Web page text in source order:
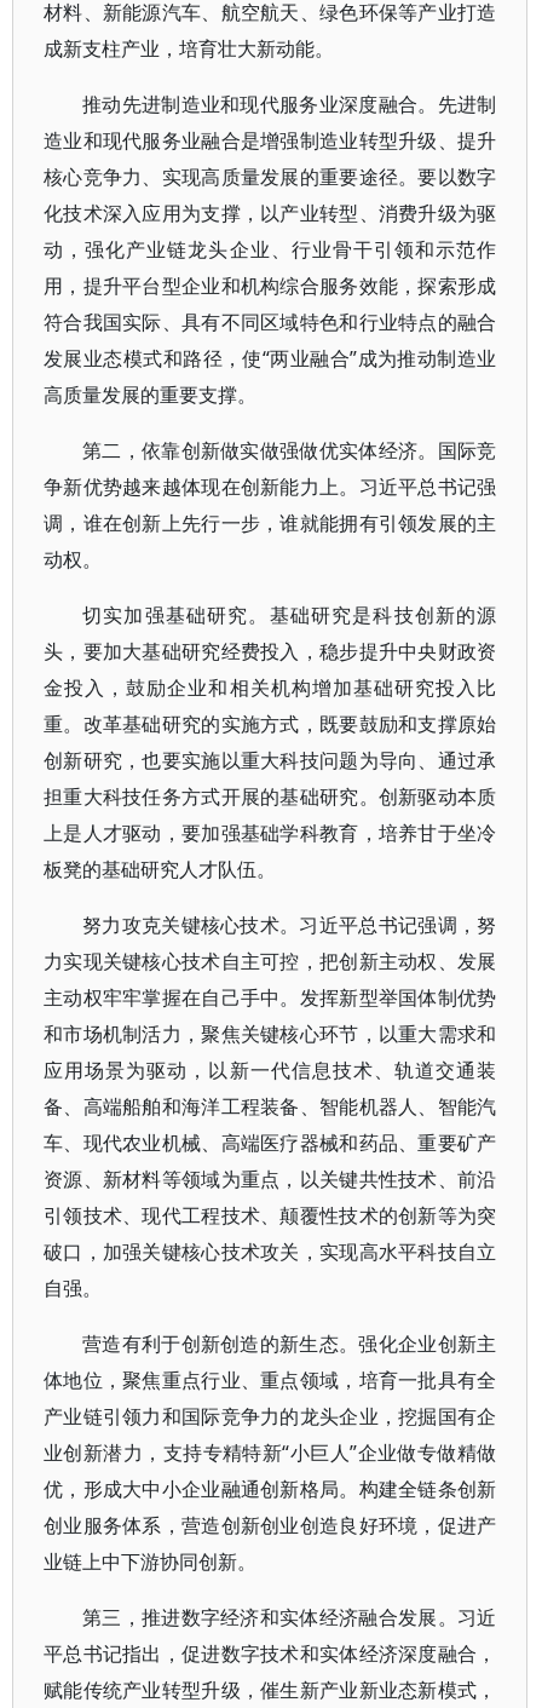
材料、新能源汽车、航空航天、绿色环保等产业打造
成新支柱产业，培育壮大新动能。
推动先进制造业和现代服务业深度融合。先进制
造业和现代服务业融合是增强制造业转型升级、提升
核心竞争力、实现高质量发展的重要途径。要以数字
化技术深入应用为支撑，以产业转型、消费升级为驱
动，强化产业链龙头企业、行业骨干引领和示范作
用，提升平台型企业和机构综合服务效能，探索形成
符合我国实际、具有不同区域特色和行业特点的融合
发展业态模式和路径，使“两业融合”成为推动制造业
高质量发展的重要支撑。
第二，依靠创新做实做强做优实体经济。国际竞
争新优势越来越体现在创新能力上。习近平总书记强
调，谁在创新上先行一步，谁就能拥有引领发展的主
动权。
切实加强基础研究。基础研究是科技创新的源
头，要加大基础研究经费投入，稳步提升中央财政资
金投入，鼓励企业和相关机构增加基础研究投入比
重。改革基础研究的实施方式，既要鼓励和支撑原始
创新研究，也要实施以重大科技问题为导向、通过承
担重大科技任务方式开展的基础研究。创新驱动本质
上是人才驱动，要加强基础学科教育，培养甘于坐冷
板凳的基础研究人才队伍。
努力攻克关键核心技术。习近平总书记强调，努
力实现关键核心技术自主可控，把创新主动权、发展
主动权牢牢掌握在自己手中。发挥新型举国体制优势
和市场机制活力，聚焦关键核心环节，以重大需求和
应用场景为驱动，以新一代信息技术、轨道交通装
备、高端船舶和海洋工程装备、智能机器人、智能汽
车、现代农业机械、高端医疗器械和药品、重要矿产
资源、新材料等领域为重点，以关键共性技术、前沿
引领技术、现代工程技术、颠覆性技术的创新等为突
破口，加强关键核心技术攻关，实现高水平科技自立
自强。
营造有利于创新创造的新生态。强化企业创新主
体地位，聚焦重点行业、重点领域，培育一批具有全
产业链引领力和国际竞争力的龙头企业，挖掘国有企
业创新潜力，支持专精特新“小巨人”企业做专做精做
优，形成大中小企业融通创新格局。构建全链条创新
创业服务体系，营造创新创业创造良好环境，促进产
业链上中下游协同创新。
第三，推进数字经济和实体经济融合发展。习近
平总书记指出，促进数字技术和实体经济深度融合，
赋能传统产业转型升级，催生新产业新业态新模式，